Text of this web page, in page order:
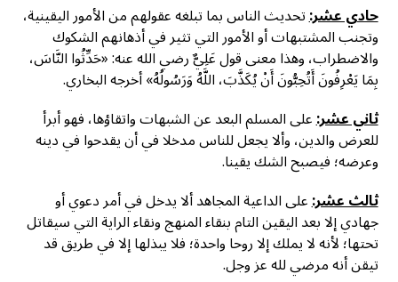
حادي عشر:تحديث الناس بما تبلغه عقولهم من الأمور اليقينية،
وتجنب المشتبهات أو الأمور التي تثير في أذهانهم الشكوك
والاضطراب، وهذا معنى قول عَلِيٌّ رضي الله عنه: «حَدِّثُوا النَّاسَ،
بِمَا يَعْرِفُونَ أَتُحِبُّونَ أَنْ يُكَذَّبَ، اللَّهُ وَرَسُولُهُ» أخرجه البخاري.
ثاني عشر:على المسلم البعد عن الشبهات واتقاؤها، فهو أبرأ
للعرض والدين، وألا يجعل للناس مدخلا في أن يقدحوا في دينه
وعرضه؛ فيصبح الشك يقينا.
ثالث عشر:على الداعية المجاهد ألا يدخل في أمر دعوي أو
جهادي إلا بعد اليقين التام بنقاء المنهج ونقاء الراية التي سيقاتل
تحتها؛ لأنه لا يملك إلا روحا واحدة؛ فلا يبذلها إلا في طريق قد
تيقن أنه مرضي لله عز وجل.